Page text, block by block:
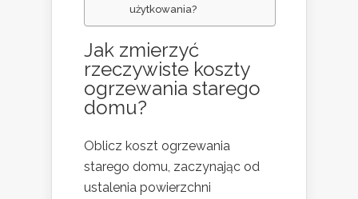
użytkowania?
Jak zmierzyć
rzeczywiste koszty
ogrzewania starego
domu?
Oblicz koszt ogrzewania
starego domu, zaczynając od
ustalenia powierzchni